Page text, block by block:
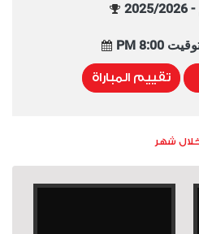
تقييم المباراة
شهر